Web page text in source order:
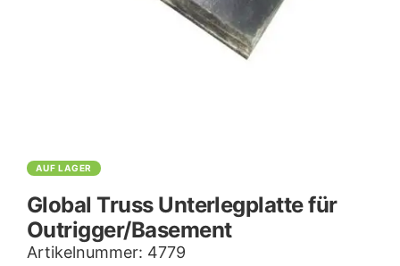
AUF LAGER
Global Truss Unterlegplatte für
Outrigger/Basement
Artikelnummer: 4779